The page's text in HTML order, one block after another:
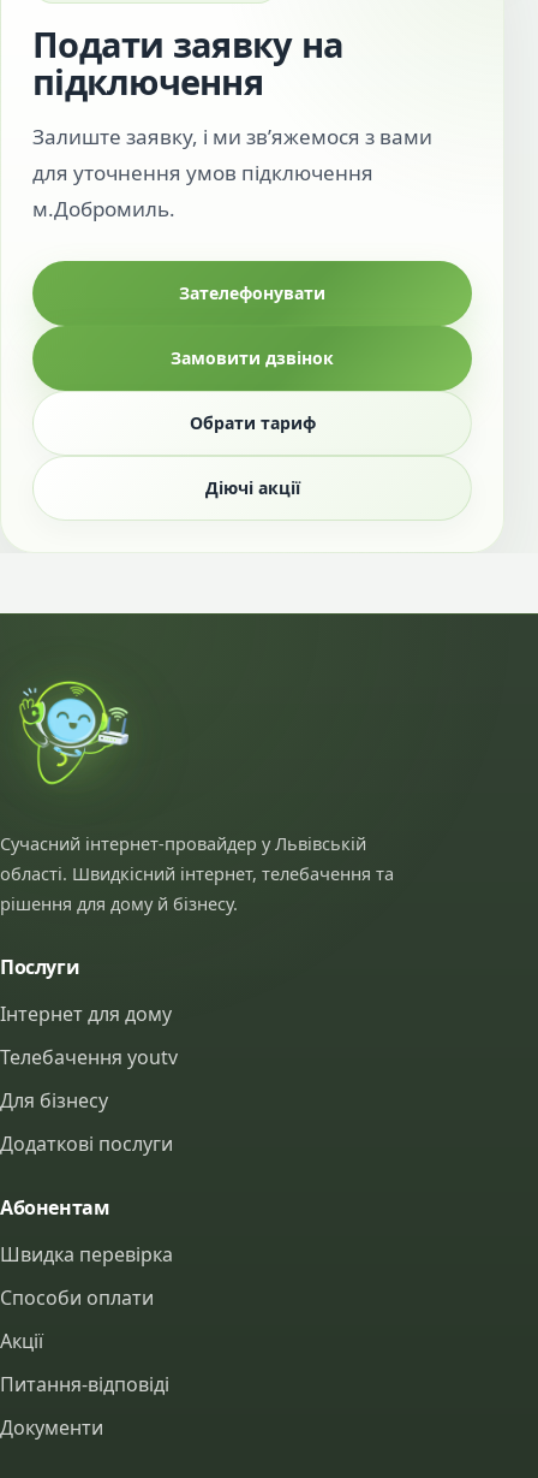
Подати заявку на
підключення
Залиште заявку, і ми зв’яжемося з вами
для уточнення умов підключення
м.Добромиль.
Зателефонувати
Замовити дзвінок
Обрати тариф
Діючі акції
Сучасний інтернет-провайдер у Львівській
області. Швидкісний інтернет, телебачення та
рішення для дому й бізнесу.
Послуги
Інтернет для дому
Телебачення youtv
Для бізнесу
Додаткові послуги
Абонентам
Швидка перевірка
Способи оплати
Акції
Питання-відповіді
Документи